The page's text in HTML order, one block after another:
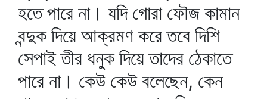
হতে পারে না। যদি গোরা ফৌজ কামান
বন্দুক দিয়ে আক্রমণ করে তবে দিশি
সেপাই তীর ধনুক দিয়ে তাদের ঠেকাতে
পারে না। কেউ কেউ বলেছেন, কেন